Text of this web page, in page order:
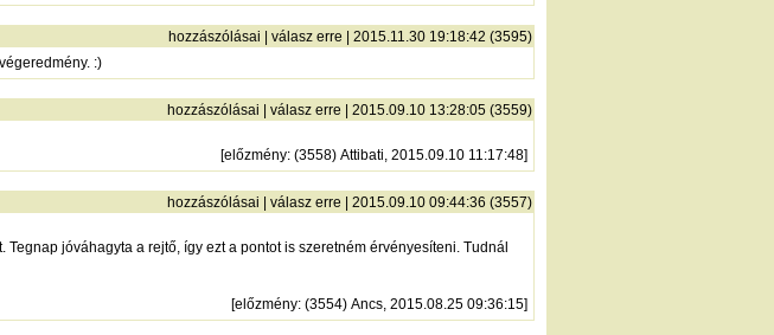
hozzászólásai válasz erre | 2015.11.30 19:18:42 (3595)
:)
hozzászólásai válasz erre | 2015.09.10 13:28:05 (3559)
[előzmény: (3558) Attibati, 2015.09.10 11:17:48]
hozzászólásai válasz erre | 2015.09.10 09:44:36 (3557)
jóváhagyta a rejtő, így ezt a pontot is szeretném érvényesíteni. Tudnál
[előzmény: (3554) Ancs, 2015.08.25 09:36:15]